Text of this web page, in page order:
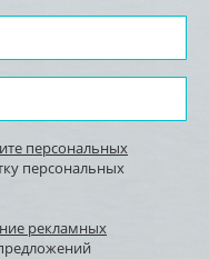
персональных
персональных
рекламных